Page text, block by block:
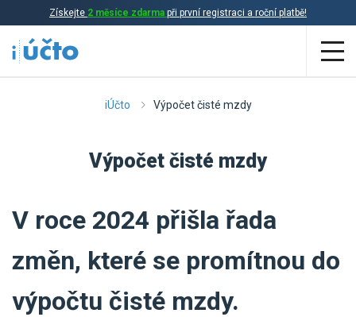
Získejte 2 měsíce zdarma při první registraci a roční platbě!
Aplikace
Daňová evidence
Online účetnictví
Online daňová evidence
Ceník
iÚčto Výpočet čisté mzdy
Výpočet čisté mzdy
V roce 2024 přišla řada
změn, které se promítnou do
výpočtu čisté mzdy.